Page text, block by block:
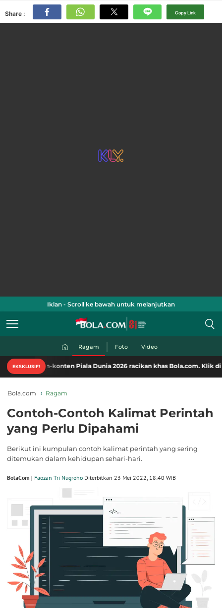
Share : Copy Link
Iklan - Scroll ke bawah untuk melanjutkan
Ragam Foto Video
EKSKLUSIF!
Piala Dunia 2026 racikan khas Bola.com. Klik di sini!
Bola.com Ragam
Contoh-Contoh Kalimat Perintah
yang Perlu Dipahami
Berikut ini kumpulan contoh kalimat perintah yang sering
ditemukan dalam kehidupan sehari-hari.
BolaCom | Faozan Tri Nugroho Diterbitkan 23 Mei 2022, 18:40 WIB